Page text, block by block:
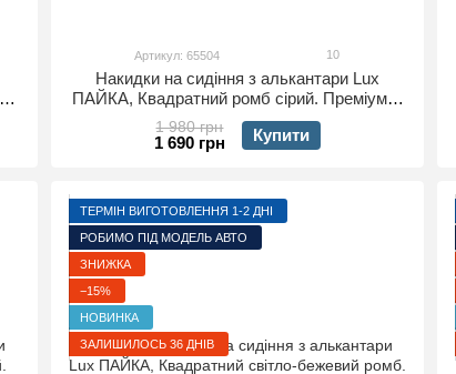
Артикул: 65504 10
Накидки на сидіння з алькантари Lux
ПАЙКА, Квадратний ромб сірий. Преміум+.
Передній комплект
1 980 грн
1 690 грн Купити
ТЕРМІН ВИГОТОВЛЕННЯ 1-2 ДНІ
РОБИМО ПІД МОДЕЛЬ АВТО
ЗНИЖКА
−15%
НОВИНКА
ЗАЛИШИЛОСЬ 36 ДНІВ